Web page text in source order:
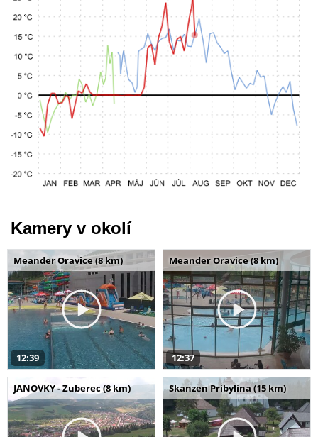
Kamery v okolí
Meander Oravice (8 km)
12:39
Meander Oravice (8 km)
12:37
JANOVKY - Zuberec (8 km) Skanzen Pribylina (15 km)